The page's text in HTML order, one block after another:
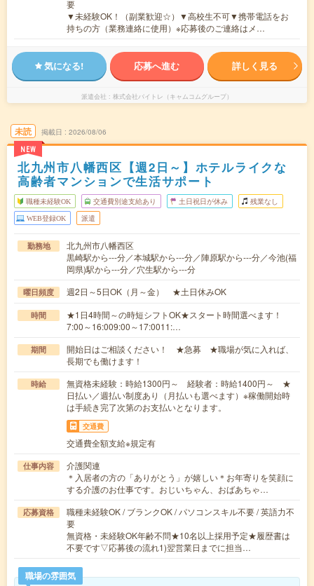
要
▼未経験OK！（副業歓迎☆）▼高校生不可▼携帯電話をお
持ちの方（業務連絡に使用）※応募後のご連絡はメ…
気になる! 応募へ進む 詳しく見る
派遣会社 株式会社バイトレ（キャムコムグループ）
未読
NEW
掲載日 2026/08/06
北九州市八幡西区【週2日～】ホテルライクな
高齢者マンションで生活サポート
職種未経験OK 交通費別途支給あり 土日祝日が休み 残業なし
WEB登録OK 派遣
勤務地
北九州市八幡西区
黒崎駅から---分／本城駅から---分／陣原駅から---分／今池(福
岡県)駅から---分／穴生駅から---分
曜日頻度 週2日～5日OK（月～金） ★土日休みOK
時間
★1日4時間～の時短シフトOK★スタート時間選べます！
7:00～16:009:00～17:0011:…
期間
開始日はご相談ください！ ★急募 ★職場が気に入れば、
長期でも働けます！
時給
無資格未経験：時給1300円～ 経験者：時給1400円～ ★
日払い／週払い制度あり（月払いも選べます）※稼働開始時
は手続き完了次第のお支払いとなります。
交通費
交通費全額支給※規定有
仕事内容
介護関連
＊入居者の方の「ありがとう」が嬉しい＊お年寄りを笑顔に
する介護のお仕事です。おじいちゃん、おばあちゃ…
応募資格
職種未経験OK / ブランクOK / パソコンスキル不要 / 英語力不
要
無資格・未経験OK年齢不問★10名以上採用予定★履歴書は
不要です▽応募後の流れ1)翌営業日までに担当…
職場の雰囲気